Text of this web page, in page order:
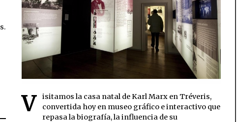
V
isitamos la casa natal de Karl Marx en Tréveris,
convertida hoy en museo gráfico e interactivo que
repasa la biografía, la influencia de su